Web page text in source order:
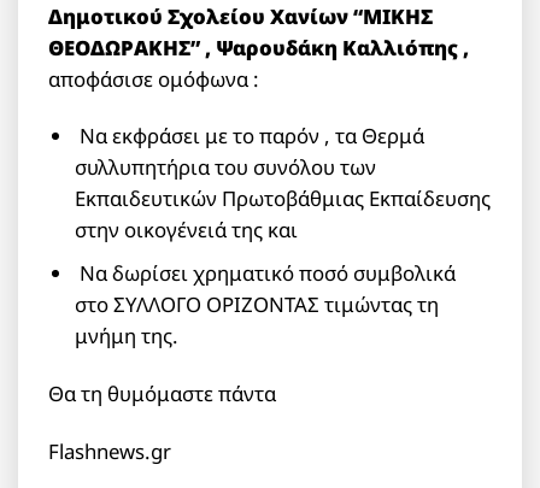
Δημοτικού Σχολείου Χανίων “ΜΙΚΗΣ
ΘΕΟΔΩΡΑΚΗΣ” , Ψαρουδάκη Καλλιόπης ,
αποφάσισε ομόφωνα :
Να εκφράσει με το παρόν , τα Θερμά
συλλυπητήρια του συνόλου των
Εκπαιδευτικών Πρωτοβάθμιας Εκπαίδευσης
στην οικογένειά της και
Να δωρίσει χρηματικό ποσό συμβολικά
στο ΣΥΛΛΟΓΟ ΟΡΙΖΟΝΤΑΣ τιμώντας τη
μνήμη της.
Θα τη θυμόμαστε πάντα
Flashnews.gr